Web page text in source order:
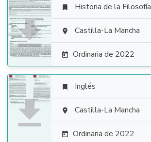

 Historia de la Filosofía
 Castilla-La Mancha
 Ordinaria de 2022

 Inglés
 Castilla-La Mancha
 Ordinaria de 2022